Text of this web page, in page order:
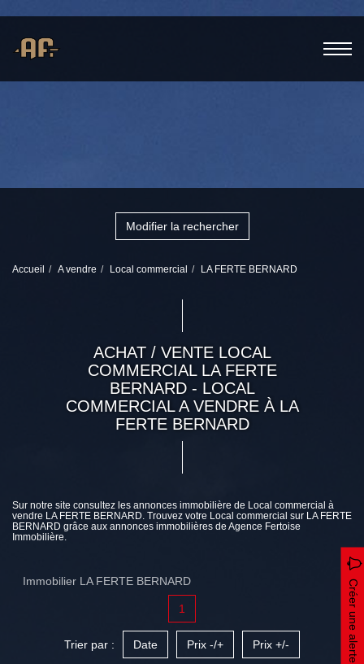
Modifier la rechercher
Accueil A vendre Local commercial LA FERTE BERNARD
ACHAT / VENTE LOCAL
COMMERCIAL LA FERTE
BERNARD - LOCAL
COMMERCIAL A VENDRE À LA
FERTE BERNARD
Sur notre site consultez les annonces immobilière de Local commercial à
vendre LA FERTE BERNARD. Trouvez votre Local commercial sur LA FERTE
BERNARD grâce aux annonces immobilières de Agence Fertoise
Immobilière.
Immobilier LA FERTE BERNARD Créer une alerte
1
Trier par : Date Prix -/+ Prix +/-